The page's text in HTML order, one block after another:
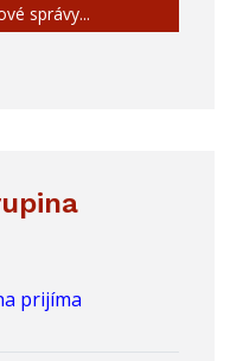
správy...
prijíma